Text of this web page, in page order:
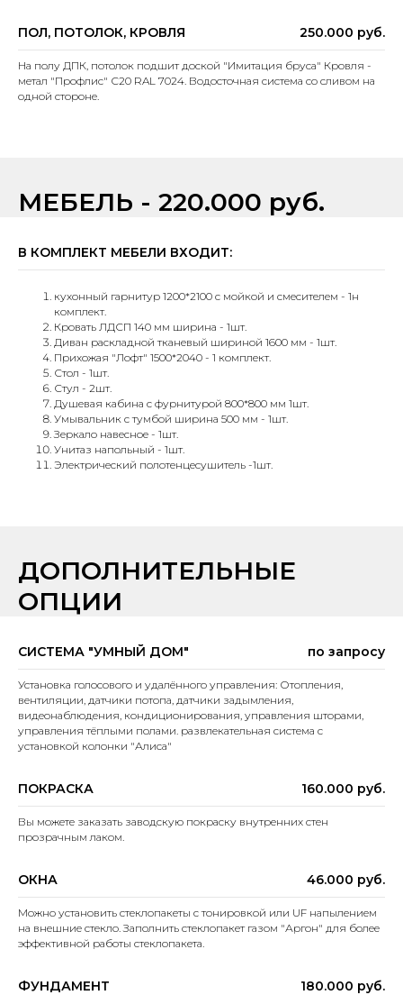
ПОЛ, ПОТОЛОК, КРОВЛЯ 250.000 руб.
На полу ДПК, потолок подшит доской "Имитация бруса" Кровля -
метал "Профлис" С20 RAL 7024. Водосточная система со сливом на
одной стороне.
МЕБЕЛЬ - 220.000 руб.
В КОМПЛЕКТ МЕБЕЛИ ВХОДИТ:
кухонный гарнитур 1200*2100 с мойкой и смесителем - 1н
комплект.
Кровать ЛДСП 140 мм ширина - 1шт.
Диван раскладной тканевый шириной 1600 мм - 1шт.
Прихожая "Лофт" 1500*2040 - 1 комплект.
Стол - 1шт.
Стул - 2шт.
Душевая кабина с фурнитурой 800*800 мм 1шт.
Умывальник с тумбой ширина 500 мм - 1шт.
Зеркало навесное - 1шт.
Унитаз напольный - 1шт.
Электрический полотенцесушитель -1шт.
ДОПОЛНИТЕЛЬНЫЕ
ОПЦИИ
СИСТЕМА "УМНЫЙ ДОМ" по запросу
Установка голосового и удалённого управления: Отопления,
вентиляции, датчики потопа, датчики задымления,
видеонаблюдения, кондиционирования, управления шторами,
управления тёплыми полами. развлекательная система с
установкой колонки "Алиса"
ПОКРАСКА 160.000 руб.
Вы можете заказать заводскую покраску внутренних стен
прозрачным лаком.
ОКНА 46.000 руб.
Можно установить стеклопакеты с тонировкой или UF напылением
на внешние стекло. Заполнить стеклопакет газом "Аргон" для более
эффективной работы стеклопакета.
ФУНДАМЕНТ 180.000 руб.